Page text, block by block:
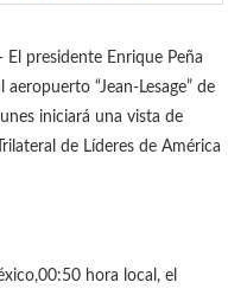
presidente Enrique Peña
“Jean-Lesage” de
iniciará una vista de
de Líderes de América
hora local, el